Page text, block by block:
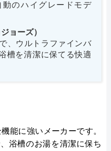
のハイグレードモデ
ョーズ）
、ウルトラファインバ
槽を清潔に保てる快適
能に強いメーカーです。
浴槽のお湯を清潔に保ち